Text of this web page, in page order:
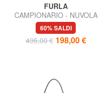
FURLA
CAMPIONARIO - NUVOLA
Borsa a spalla
60% SALDI
495,00 € 198,00 €